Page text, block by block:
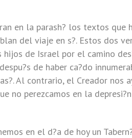
en la parash? los textos
del viaje en s?. Estos dos
de Israel por el camino
de haber ca?do
Al contrario, el Creador nos
no perezcamos en la
en el d?a de hoy un